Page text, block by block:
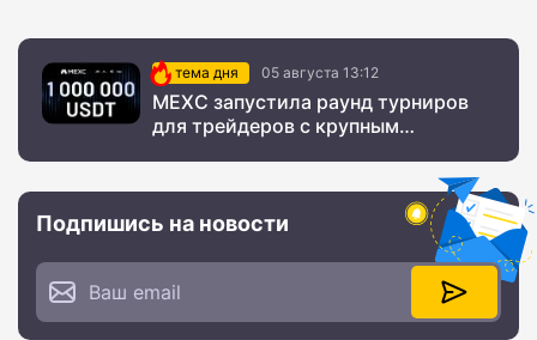
тема дня 05 августа 13:12
MEXC запустила раунд турниров
для трейдеров с крупным
Подпишись на новости